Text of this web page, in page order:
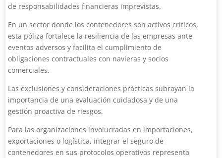
de responsabilidades financieras imprevistas.
En un sector donde los contenedores son activos críticos,
esta póliza fortalece la resiliencia de las empresas ante
eventos adversos y facilita el cumplimiento de
obligaciones contractuales con navieras y socios
comerciales.
Las exclusiones y consideraciones prácticas subrayan la
importancia de una evaluación cuidadosa y de una
gestión proactiva de riesgos.
Para las organizaciones involucradas en importaciones,
exportaciones o logística, integrar el seguro de
contenedores en sus protocolos operativos representa